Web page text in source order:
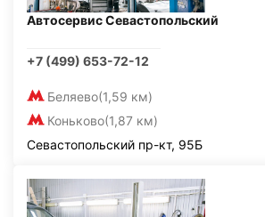
Автосервис Севастопольский
+7 (499) 653-72-12
Беляево(1,59 км)
Коньково(1,87 км)
Севастопольский пр-кт, 95Б